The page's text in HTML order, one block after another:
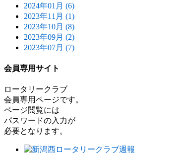
2024年01月 (6)
2023年11月 (1)
2023年10月 (8)
2023年09月 (2)
2023年07月 (7)
会員専用サイト
ロータリークラブ
会員専用ページです。
ページ閲覧には
パスワードの入力が
必要となります。